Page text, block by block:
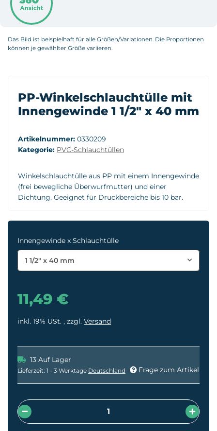
Das Bild ist beispielhaft für alle Größen/Variationen. Die Proportionen
können je gewählter Größe variieren.
PP-Winkelschlauchtülle mit
Innengewinde 1 1/2" x 40 mm
Artikelnummer: 0330209
Kategorie: PVC-Schlauchtüllen
Winkelschlauchtülle aus PP mit einem Innengewinde
(frei bewegliche Überwurfmutter) und einer
Dichtung. Geeignet für Druckbereiche bis 10 bar.
Innengewinde x Schlauchtülle
1 1/2" x 40 mm
11,49 €
inkl. 19% USt. , zzgl. Versand
13 Auf Lager
Lieferzeit: 1 - 3 Werktage Deutschland Frage zum Artikel